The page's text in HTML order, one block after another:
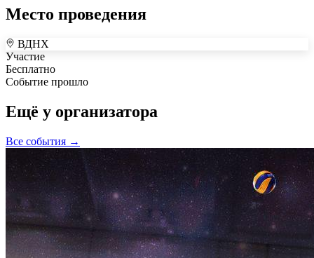
Место проведения
+
–
ВДНХ
Участие
Бесплатно
Событие прошло
Ещё у организатора
Все события →